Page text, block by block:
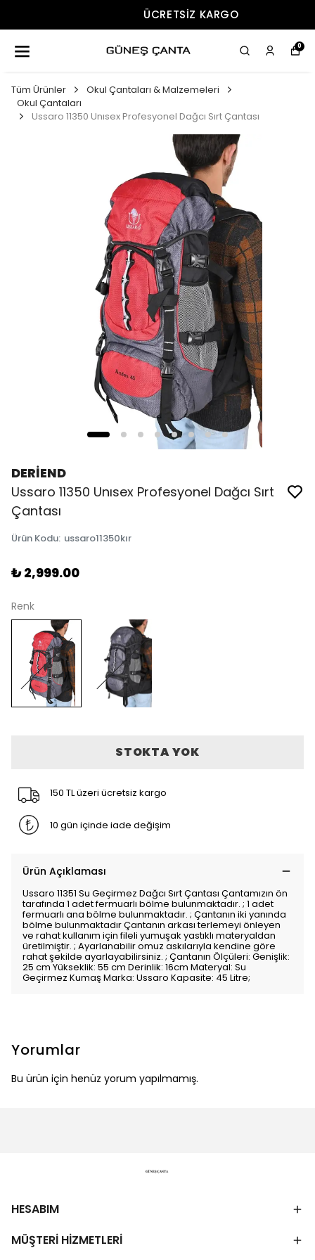
ÜCRETSIZ KARGO
0
Tüm Ürünler
Okul Çantaları & Malzemeleri
Okul Çantaları
Ussaro 11350 Unısex Profesyonel Dağcı Sırt Çantası
DERİEND
Ussaro 11350 Unısex Profesyonel Dağcı Sırt
Çantası
Ürün Kodu: ussaro11350kır
₺ 2,999.00
Renk
STOKTA YOK
150 TL üzeri ücretsiz kargo
10 gün içinde iade değişim
Ürün Açıklaması
Ussaro 11351 Su Geçirmez Dağcı Sırt Çantası Çantamızın ön
tarafında 1 adet fermuarlı bölme bulunmaktadır. ; 1 adet
fermuarlı ana bölme bulunmaktadır. ; Çantanın iki yanında
bölme bulunmaktadır Çantanın arkası terlemeyi önleyen
ve rahat kullanım için fileli yumuşak yastıklı materyaldan
üretilmiştir. ; Ayarlanabilir omuz askılarıyla kendine göre
rahat şekilde ayarlayabilirsiniz. ; Çantanın Ölçüleri: Genişlik:
25 cm Yükseklik: 55 cm Derinlik: 16cm Materyal: Su
Geçirmez Kumaş Marka: Ussaro Kapasite: 45 Litre;
Yorumlar
Bu ürün için henüz yorum yapılmamış.
HESABIM
MÜŞTERİ HİZMETLERİ